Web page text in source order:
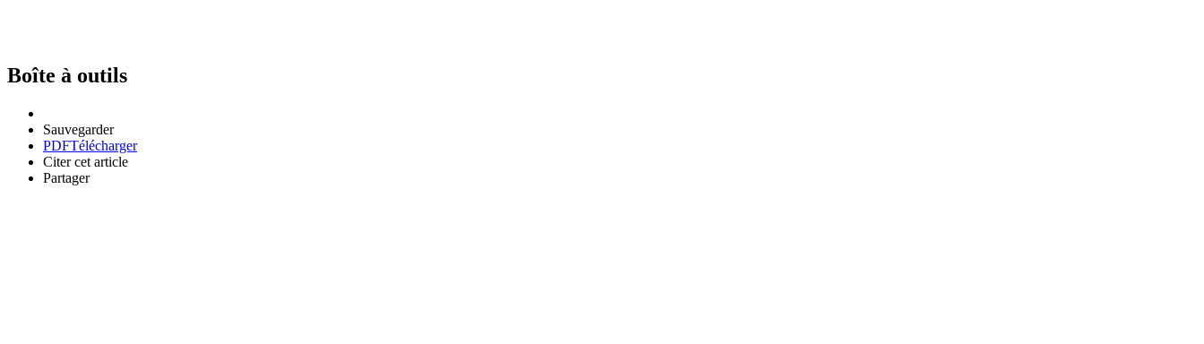
Boîte à outils
Sauvegarder
PDFTélécharger
Citer cet article
Partager